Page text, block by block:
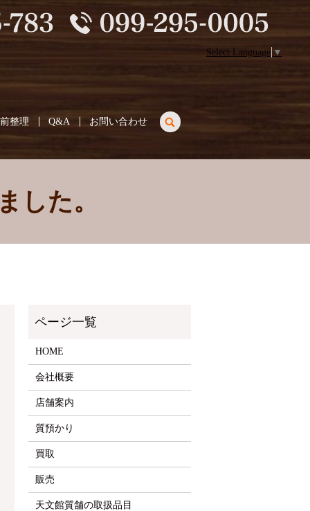
整理 Q&A お問い合わせ search
Select Language ▼
した。
HOME
会社概要
店舗案内
質預かり
買取
販売
天文館質舗の取扱品目